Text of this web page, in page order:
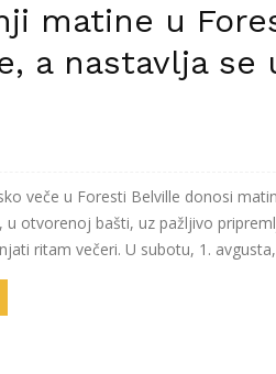
matine u
a nastavlja se
veče u Foresti Belville donosi
u otvorenoj bašti, uz pažljivo
ritam večeri. U subotu, 1.